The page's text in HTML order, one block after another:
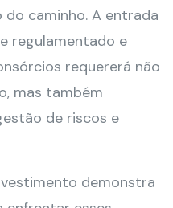
caminho. A entrada
regulamentado e
requererá não
mas também
de riscos e
demonstra